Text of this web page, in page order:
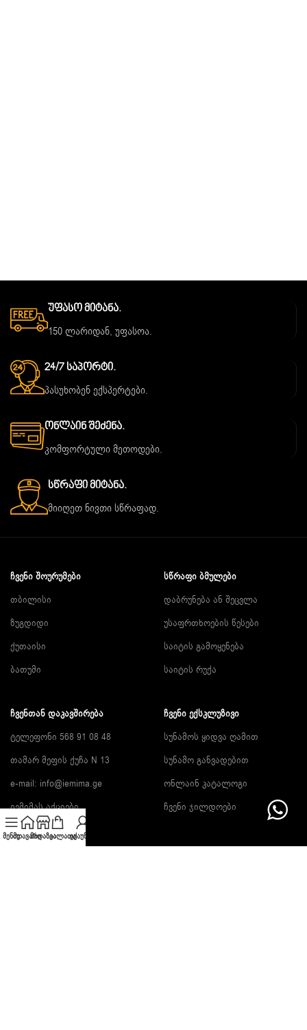
Უფასო Მიტანა.
150 ლარიდან, უფასოა.
24/7 Საპორტი.
პასუხობენ ექსპერტები.
Ონლაინ Შეძენა.
კომფორტული მეთოდები.
Სწრაფი Მიტანა.
მიიღეთ ნივთი სწრაფად.
ᲩᲕᲔᲜᲘ ᲨᲝᲣᲠᲣᲛᲔᲑᲘ
თბილისი
ზუგდიდი
ქუთაისი
ბათუმი
ᲡᲬᲠᲐᲤᲘ ᲑᲛᲣᲚᲔᲑᲘ
დაბრუნება ან შეცვლა
უსაფრთხოების წესები
საიტის გამოყენება
საიტის რუქა
ᲩᲕᲔᲜᲗᲐᲜ ᲓᲐᲙᲐᲕᲨᲘᲠᲔᲑᲐ
ტელეფონი 568 91 08 48
თამარ მეფის ქუჩა N 13
e-mail: info@iemima.ge
იემიმას აქციები
ᲩᲕᲔᲜᲘ ᲔᲥᲡᲙᲚᲣᲖᲘᲕᲘ
სუნამოს ყიდვა ღამით
სუნამო განვადებით
ონლაინ კატალოგი
ჩვენი ჯილდოები
მენიუმთავარიმაღაზიაკალათაექაუნთი